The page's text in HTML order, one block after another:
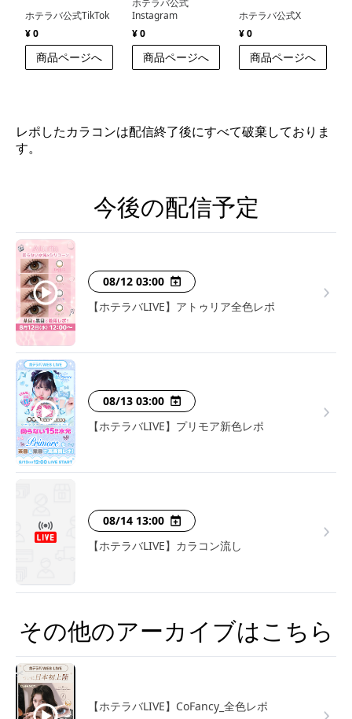
ホテラバ公式TikTok
¥ 0
商品ページへ
ホテラバ公式
Instagram
¥ 0
商品ページへ
ホテラバ公式X
¥ 0
商品ページへ
レポしたカラコンは配信終了後にすべて破棄しておりま
す。
今後の配信予定
08/12 03:00
【ホテラバLIVE】アトゥリア全色レポ
08/13 03:00
【ホテラバLIVE】プリモア新色レポ
08/14 13:00
【ホテラバLIVE】カラコン流し
その他のアーカイブはこちら
【ホテラバLIVE】CoFancy_全色レポ